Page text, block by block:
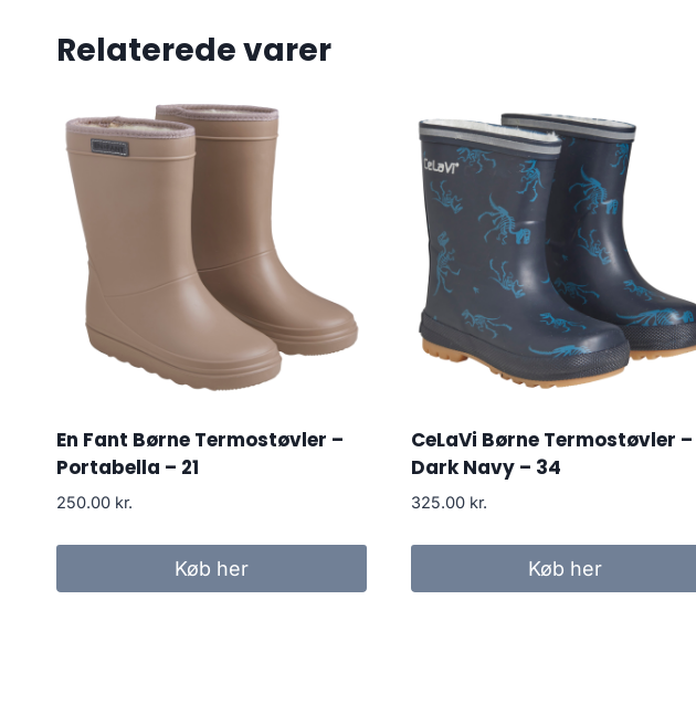
Relaterede varer
En Fant Børne Termostøvler –
Portabella – 21
250.00 kr.
Køb her
CeLaVi Børne Termostøvler –
Dark Navy – 34
325.00 kr.
Køb her